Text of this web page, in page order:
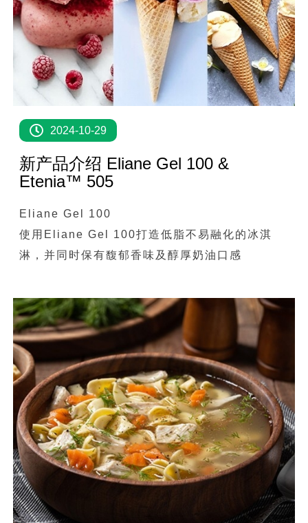
2024-10-29
新产品介绍 Eliane Gel 100 &
Etenia™ 505
Eliane Gel 100
使用Eliane Gel 100打造低脂不易融化的冰淇
淋，并同时保有馥郁香味及醇厚奶油口感